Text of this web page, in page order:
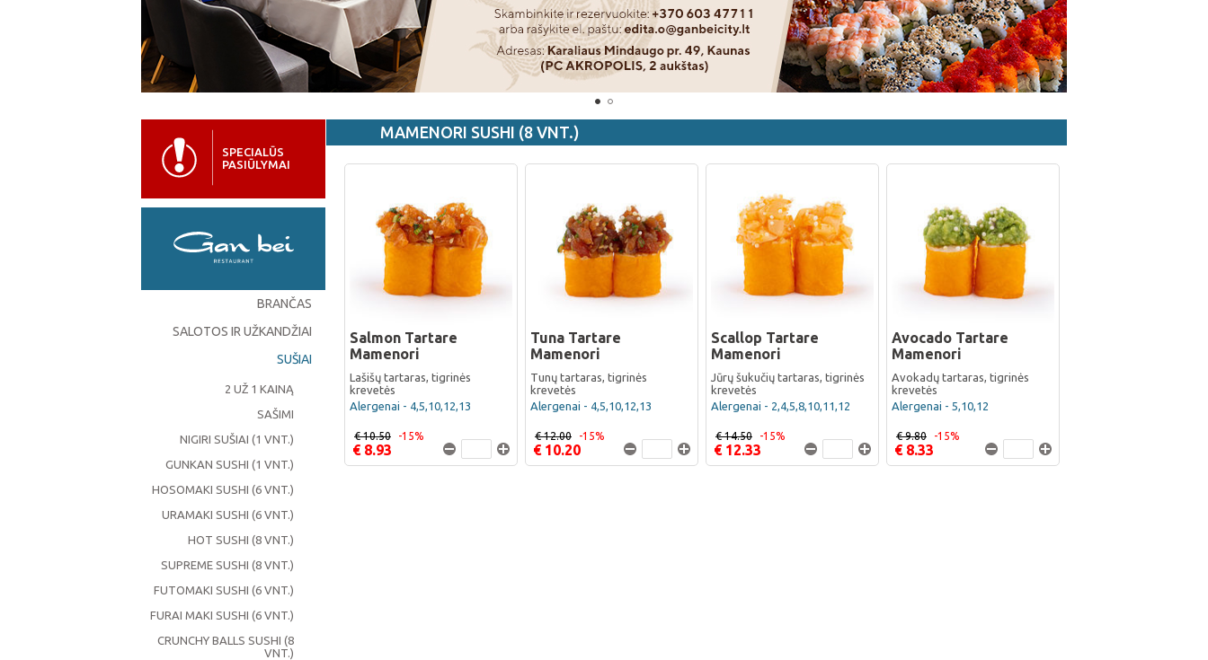
SPECIALŪS
PASIŪLYMAI
BRANČAS
SALOTOS IR UŽKANDŽIAI
SUŠIAI
2 UŽ 1 KAINĄ
SAŠIMI
NIGIRI SUŠIAI (1 VNT.)
GUNKAN SUSHI (1 VNT.)
HOSOMAKI SUSHI (6 VNT.)
URAMAKI SUSHI (6 VNT.)
HOT SUSHI (8 VNT.)
SUPREME SUSHI (8 VNT.)
FUTOMAKI SUSHI (6 VNT.)
FURAI MAKI SUSHI (6 VNT.)
CRUNCHY BALLS SUSHI (8
VNT.)
MAMENORI SUSHI (8 VNT.)
Salmon Tartare
Mamenori
Lašišų tartaras, tigrinės
krevetės
Alergenai - 4,5,10,12,13
€ 8.93
€ 10.50 -15%
Tuna Tartare
Mamenori
Tunų tartaras, tigrinės
krevetės
Alergenai - 4,5,10,12,13
€ 10.20
€ 12.00 -15%
Scallop Tartare
Mamenori
Jūrų šukučių tartaras, tigrinės
krevetės
Alergenai - 2,4,5,8,10,11,12
€ 12.33
€ 14.50 -15%
Avocado Tartare
Mamenori
Avokadų tartaras, tigrinės
krevetės
Alergenai - 5,10,12
€ 8.33
€ 9.80 -15%